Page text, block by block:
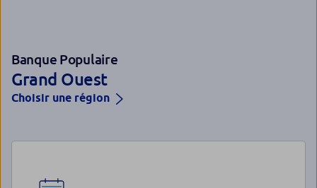
Banque Populaire
Grand Ouest
Choisir une région